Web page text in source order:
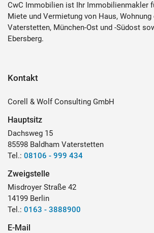
CwC Immobilien ist Ihr Immobilienmakler
Miete und Vermietung von Haus,
Vaterstetten, München-Ost und -Südost
Ebersberg.
Kontakt
Corell & Wolf Consulting GmbH
Hauptsitz
Dachsweg 15
85598 Baldham Vaterstetten
Tel.: 08106 - 999 434
Zweigstelle
Misdroyer Straße 42
14199 Berlin
Tel.: 0163 - 3888900
E-Mail